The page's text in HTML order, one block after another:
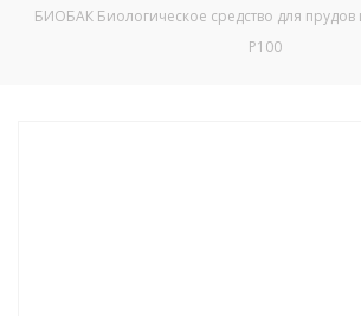
БИОБАК Биологическое средство для прудов
Р100